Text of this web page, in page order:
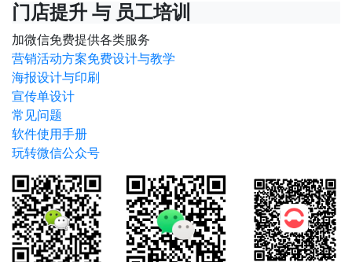
门店提升 与 员工培训
加微信免费提供各类服务
营销活动方案免费设计与教学
海报设计与印刷
宣传单设计
常见问题
软件使用手册
玩转微信公众号